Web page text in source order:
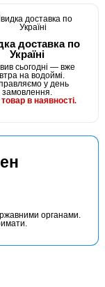
№2
доставка по
Україні
сьогодні — вже
на водоймі.
у день
замовлення.
в наявності.
органами.